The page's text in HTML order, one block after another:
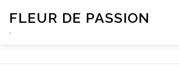
FLEUR DE PASSION
.